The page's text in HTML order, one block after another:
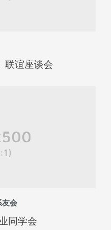
联谊座谈会
友会
同学会